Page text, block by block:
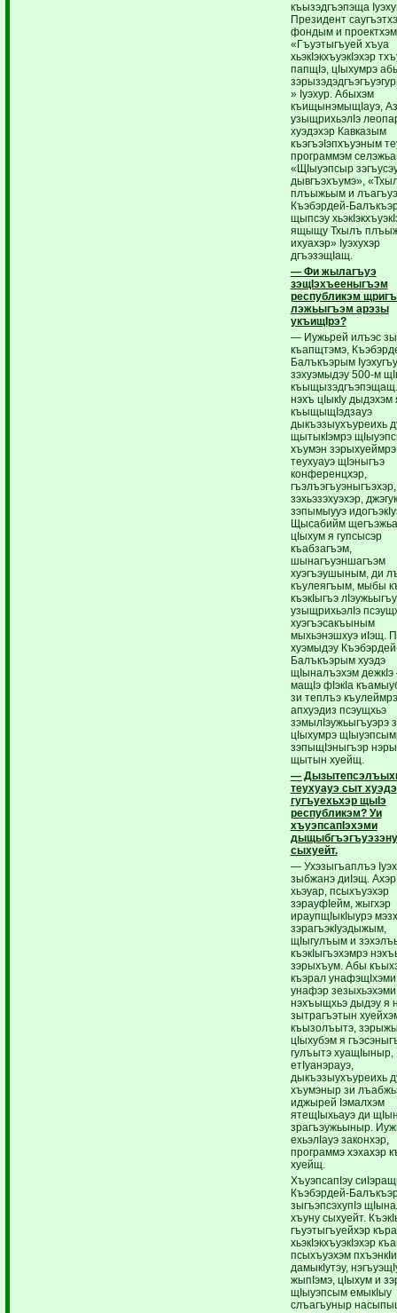
къызэдгъэпэща
Президент
фондым и
«Гъуэтыгъуей хъуа
хьэкIэкхъуэкIэхэр
папщIэ, цIыхумрэ
» Iуэхур. Абыхэм
къищынэмыщIауэ,
узыщрихьэлIэ
хуэдэхэр Кавказым
къэгъэIэпхъуэным
программэм
«ЩIыуэпсыр
дывгъэхъумэ»,
плъыжьым и
Къэбэрдей-
щыпсэу
ящыщу Тхылъ
ихуахэр» Iуэхухэр
дгъэзэщIащ.
— Фи жылагъуэ
зэщIэхъееныгъэм
республикэм
лэжьыгъэм арэзы
укъищIрэ?
— Иужьрей илъэс
къапщтэмэ,
Балъкъэрым
зэхуэмыдэу 500-м
нэхъ цIыкIу дыдэхэм
къыщыщIэдзауэ
дыкъэзыухъуреихь
щытыкIэмрэ
хъумэн зэрыхуеймрэ
теухуауэ щIэныгъэ
конференцхэр,
гъэлъэгъуэныгъэхэр,
зэхьэзэхуэхэр,
зэпымыууэ
Щысабийм
цIыхум я гупсысэр
къабзагъэм,
шынагъуэншагъэм
хуэгъэушыным, ди
къулеягъым, мыбы
къэкIыгъэ
узыщрихьэлIэ
хуэгъэсакъыным
мыхьэнэшхуэ иIэщ.
хуэмыдэу
Балъкъэрым хуэдэ
щIыналъэхэм
мащIэ фIэкIа
зи теплъэ къулеймрэ
апхуэдиз псэущхьэ
зэмылIэужьыгъуэрэ
цIыхумрэ
зэпыщIэныгъэр
щытын хуейщ.
—
теухуауэ сыт хуэдэ
гугъуехьхэр щыIэ
республикэм? Уи
хъуэпсапIэхэми
дыщыбгъэгъуэзэну
сыхуейт.
— Ухэзыгъаплъэ
зыбжанэ диIэщ.
хьэуар, псыхъуэхэр
зэрауфIейм, жыгхэр
ираупщIыкIыурэ
зэрагъэкIуэдыжым,
щIыгулъым и
къэкIыгъэхэмрэ
зэрыхъум. Абы
къэрал
унафэр
нэхъыщхьэ дыдэу я
зытрагъэтын
къызолъытэ,
цIыхубэм я
гулъытэ хуащIыныр,
етIуанэрауэ,
дыкъэзыухъуреихь
хъумэныр зи
иджырей Iэмалхэм
ятещIыхьауэ ди
зрагъэужьыныр.
ехьэлIауэ законхэр,
программэ хэхахэр
хуейщ.
ХъуэпсапIэу
Къэбэрдей-
зыгъэпсэхупIэ
хъуну сыхуейт.
гъуэтыгъуейхэр
хьэкIэкхъуэкIэхэр
псыхъуэхэм
дамыкIутэу,
жыпIэмэ, цIыхум и
щIыуэпсым емыкIыу
слъагъуныр